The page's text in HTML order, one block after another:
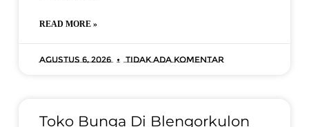
READ MORE »
Agustus 6, 2026 Tidak ada komentar
Toko Bunga Di Blengorkulon